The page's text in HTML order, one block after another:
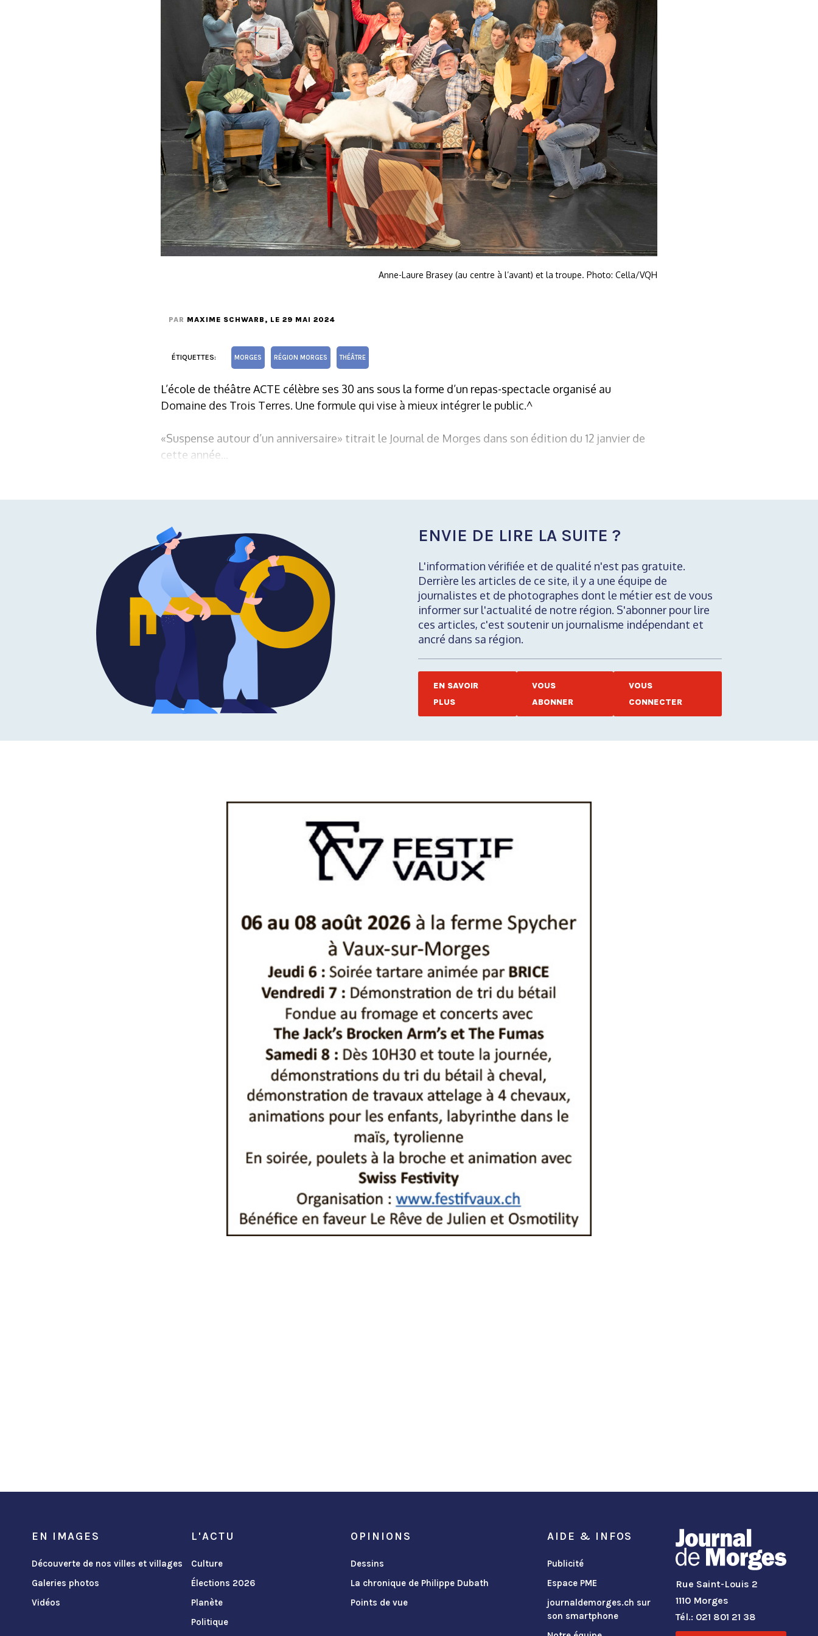
Anne-Laure Brasey (au centre à l’avant) et la troupe. Photo: Cella/VQH
PAR MAXIME SCHWARB , LE 29 MAI 2024
ÉTIQUETTES: MORGES RÉGION MORGES THÉÂTRE
L’école de théâtre ACTE célèbre ses 30 ans sous la forme d’un repas-spectacle organisé au
Domaine des Trois Terres. Une formule qui vise à mieux intégrer le public.^
«Suspense autour d’un anniversaire» titrait le Journal de Morges dans son édition du 12 janvier de
cette année...
ENVIE DE LIRE LA SUITE ?
L'information vérifiée et de qualité n'est pas gratuite.
Derrière les articles de ce site, il y a une équipe de
journalistes et de photographes dont le métier est de vous
informer sur l'actualité de notre région. S'abonner pour lire
ces articles, c'est soutenir un journalisme indépendant et
ancré dans sa région.
EN SAVOIR
PLUS
VOUS
ABONNER
VOUS
CONNECTER
EN IMAGES
Découverte de nos villes et villages
Galeries photos
Vidéos
L'ACTU
Culture
Élections 2026
Planète
Politique
OPINIONS
Dessins
La chronique de Philippe Dubath
Points de vue
AIDE & INFOS
Publicité
Espace PME
journaldemorges.ch sur
son smartphone
Rue Saint-Louis 2
1110 Morges
Tél.: 021 801 21 38